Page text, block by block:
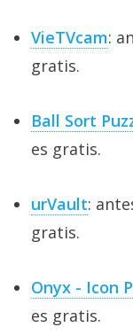
VieTVcam:
gratis.
Ball Sort
es gratis.
urVault:
gratis.
Onyx - Icon
es gratis.